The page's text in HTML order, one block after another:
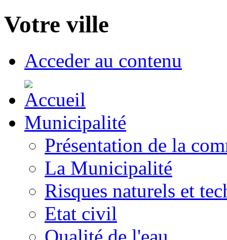
Votre ville
Acceder au contenu
Municipalité
Présentation de la
La Municipalité
Risques naturels et
Etat civil